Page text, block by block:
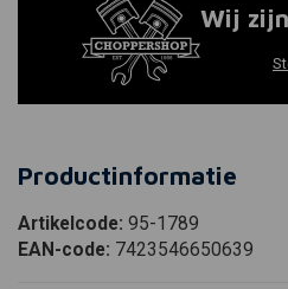
Wij
Productinformatie
Artikelcode: 95-1789
EAN-code: 7423546650639